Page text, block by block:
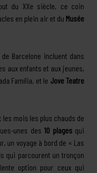
du XXe siècle, ce coin
en plein air et du Musée
Barcelone incluent dans
aux enfants et aux jeunes,
Família, et le Jove Teatre
les mois les plus chauds de
unes des 10 plagesqui
un voyage à bord de « Las
qui parcourent un tronçon
option pour ceux qui